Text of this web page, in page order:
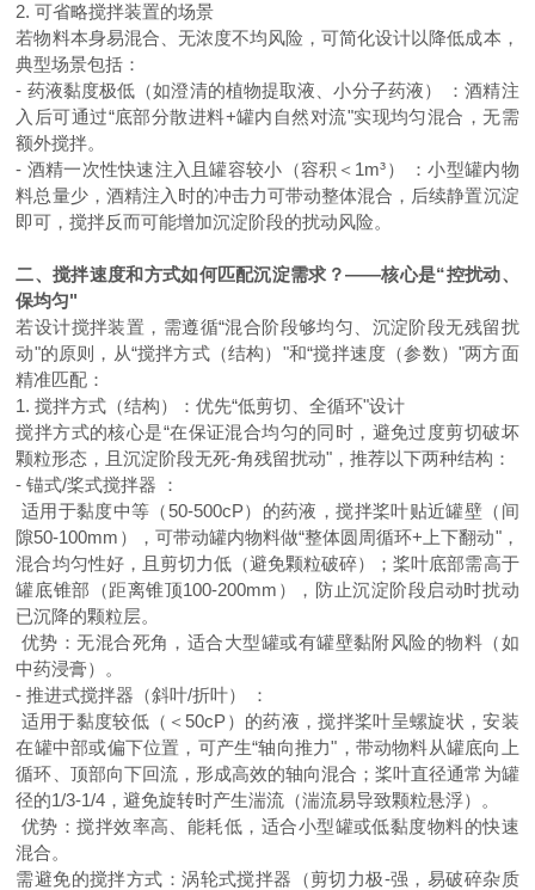
2. 可省略搅拌装置的场景
若物料本身易混合、无浓度不均风险，可简化设计以降低成本，
典型场景包括：
- 药液黏度极低（如澄清的植物提取液、小分子药液） ：酒精注
入后可通过“底部分散进料+罐内自然对流"实现均匀混合，无需
额外搅拌。
- 酒精一次性快速注入且罐容较小（容积＜1m³） ：小型罐内物
料总量少，酒精注入时的冲击力可带动整体混合，后续静置沉淀
即可，搅拌反而可能增加沉淀阶段的扰动风险。
二、搅拌速度和方式如何匹配沉淀需求？——核心是“控扰动、
保均匀"
若设计搅拌装置，需遵循“混合阶段够均匀、沉淀阶段无残留扰
动"的原则，从“搅拌方式（结构）"和“搅拌速度（参数）"两方面
精准匹配：
1. 搅拌方式（结构）：优先“低剪切、全循环"设计
搅拌方式的核心是“在保证混合均匀的同时，避免过度剪切破坏
颗粒形态，且沉淀阶段无死-角残留扰动"，推荐以下两种结构：
- 锚式/桨式搅拌器 ：
适用于黏度中等（ 50-500cP）的药液，搅拌桨叶贴近罐壁（间
隙50-100mm），可带动罐内物料做“整体圆周循环+上下翻动"，
混合均匀性好，且剪切力低（避免颗粒破碎）；桨叶底部需高于
罐底锥部（距离锥顶100-200mm），防止沉淀阶段启动时扰动
已沉降的颗粒层。
优势：无混合死角，适合大型罐或有罐壁黏附风险的物料（如
中药浸膏）。
- 推进式搅拌器（斜叶/折叶） ：
适用于黏度较低（＜ 50cP）的药液，搅拌桨叶呈螺旋状，安装
在罐中部或偏下位置，可产生“轴向推力"，带动物料从罐底向上
循环、顶部向下回流，形成高效的轴向混合；桨叶直径通常为罐
径的1/3-1/4，避免旋转时产生湍流（湍流易导致颗粒悬浮）。
优势：搅拌效率高、能耗低，适合小型罐或低黏度物料的快速
混合。
需避免的搅拌方式：涡轮式搅拌器（剪切力极-强，易破碎杂质